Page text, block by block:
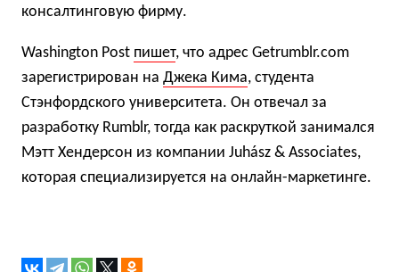
консалтинговую фирму.
Washington Post пишет, что адрес Getrumblr.com
зарегистрирован на Джека Кима, студента
Стэнфордского университета. Он отвечал за
разработку Rumblr, тогда как раскруткой занимался
Мэтт Хендерсон из компании Juhász & Associates,
которая специализируется на онлайн-маркетинге.